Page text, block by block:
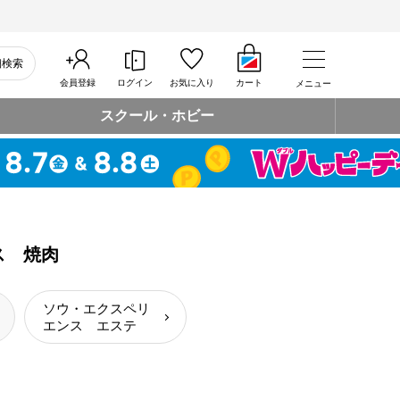
索
会員登録 ログイン お気に入り カート メニュー
スクール・ホビー
焼肉
ソウ・エクスペリ
エンス エステ